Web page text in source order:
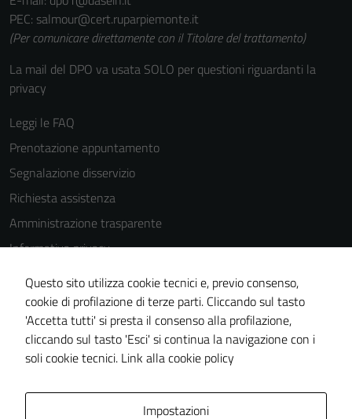
PEC: salmour@cert.ruparpiemonte.it
(Per comunicare direttamente con il Titolare del trattamento)
La mail del DPO va usata SOLO per questioni riguardanti la
privacy
Leggi le FAQ
Prenotazione appuntamento
Segnalazione disservizio
Richiesta assistenza
Amministrazione trasparente
Informativa privacy
Cookie Policy
Note legali
Dichiarazione di accessibilità
Piano di miglioramento del sito
Questo sito utilizza cookie tecnici e, previo consenso,
cookie di profilazione di terze parti. Cliccando sul tasto
'Accetta tutti' si presta il consenso alla profilazione,
cliccando sul tasto 'Esci' si continua la navigazione con i
soli cookie tecnici. Link alla cookie policy
Impostazioni